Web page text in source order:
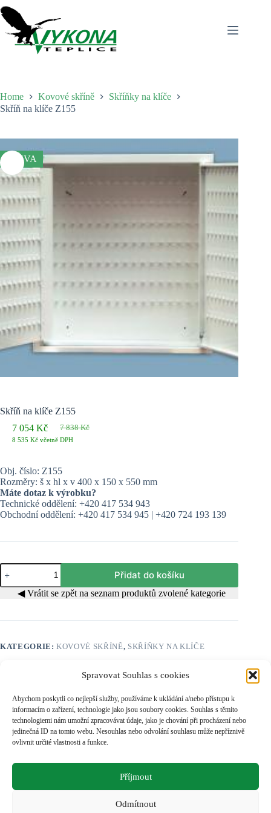
Spravovat Souhlas s cookies
Abychom poskytli co nejlepší služby, používáme k ukládání a/nebo přístupu k
informacím o zařízení, technologie jako jsou soubory cookies. Souhlas s těmito
technologiemi nám umožní zpracovávat údaje, jako je chování při procházení nebo
jedinečná ID na tomto webu. Nesouhlas nebo odvolání souhlasu může nepříznivě
ovlivnit určité vlastnosti a funkce.
Příjmout
Odmítnout
Skip
to
content
Home Kovové skříně
Skříňky na klíče
Skříň na klíče Z155
SLEVA
Skříň na klíče Z155
7 838Kč
Původní
cena
7 054 KčAktuální
cena
8 535 Kč včetně DPH
Obj. číslo: Z155
Rozměry: š x hl x v 400 x 150 x 550 mm
Máte dotaz k výrobku?
Technické oddělení: +420 417 534 943
Obchodní oddělení: +420 417 534 945 | +420 724 193 139
Skříň
na
klíče
Z155
Přidat do košíku
◀ Vrátit se zpět na seznam produktů zvolené kategorie
KATEGORIE:KOVOVÉ SKŘÍNĚ, SKŘÍŇKY NA KLÍČE
• standardní celkové rozměry š 400 x hl 80 x v 850 mm
ocelového plechu o tl. 1 mm
• dveře skříně jsou uzamykatelné cylindrickým zámkem
• závěsná skříň pro 150 klíčů
• kvalitní povrchová úprava práškovými interiérovými
barvami ve standardním modrošedém provedení – šedé těleso
5015 struktura)jiná povrchová úprava je možná dle
• skříně pro jiný počet klíčů realizujeme jako individuelní